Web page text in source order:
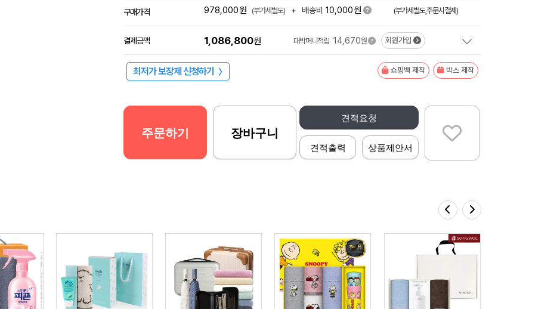
구매가격 978,000원 (부가세별도) + 배송비 10,000원 (부가세별도,주문시결제)
결제금액 1,086,800원 대박머니적립 14,670원 회원가입
최저가 보장제 신청하기 〉 쇼핑백 제작 박스 제작
견적요청
견적출력 상품제안서
주문하기 장바구니